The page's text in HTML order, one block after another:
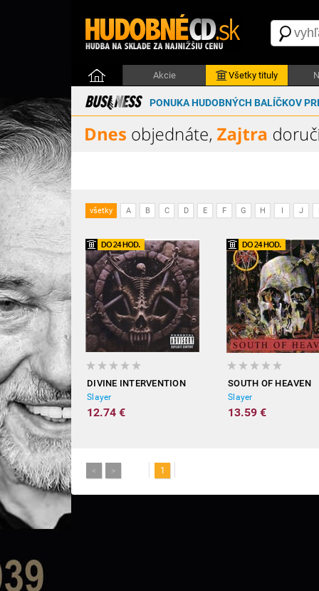
Akcie Všetky tituly
PONUKA HUDOBNÝCH BALÍČKOV
všetky A B C D E F G H I J
DIVINE INTERVENTION
Slayer
12.74 €
SOUTH OF HEAVEN
Slayer
13.59 €
< > 1